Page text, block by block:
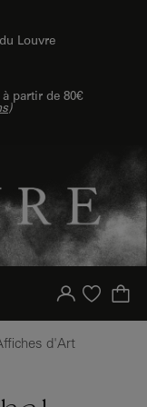
Louvre
partir de 80€
)
Votre compte
Liste d'achat
d'Art